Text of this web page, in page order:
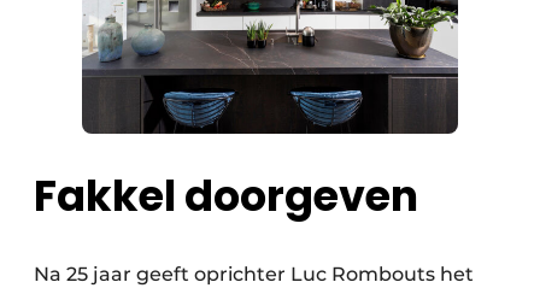
Fakkel doorgeven
Na 25 jaar geeft oprichter Luc Rombouts het